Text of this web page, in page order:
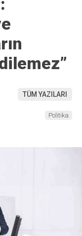
TÜM YAZILARI
Politika